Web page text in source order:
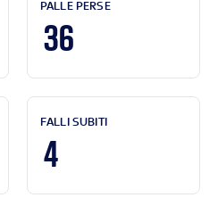
PALLE PERSE
36
FALLI SUBITI
4